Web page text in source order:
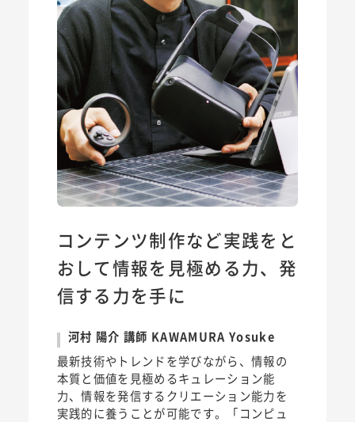
コンテンツ制作など実践をと
おして情報を見極める力、発
信する力を手に
河村 陽介 講師 KAWAMURA Yosuke
最新技術やトレンドを学びながら、情報の
本質と価値を見極めるキュレーション能
力、情報を発信するクリエーション能力を
実践的に養うことが可能です。「コンピュ